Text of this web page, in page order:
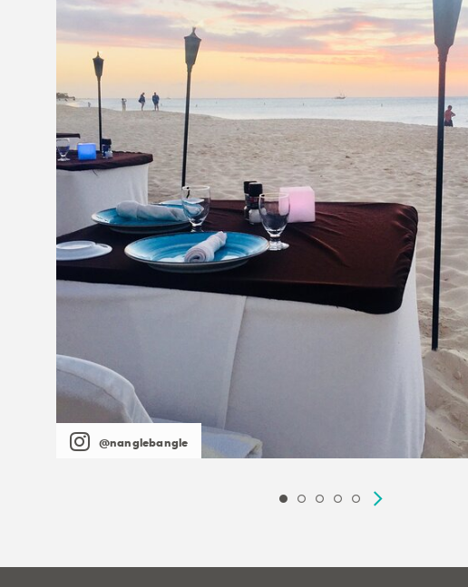
@nanglebangle